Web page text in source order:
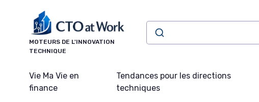
MOTEURS DE L'INNOVATION
TECHNIQUE
Vie Ma Vie en
finance
Tendances pour les directions
techniques